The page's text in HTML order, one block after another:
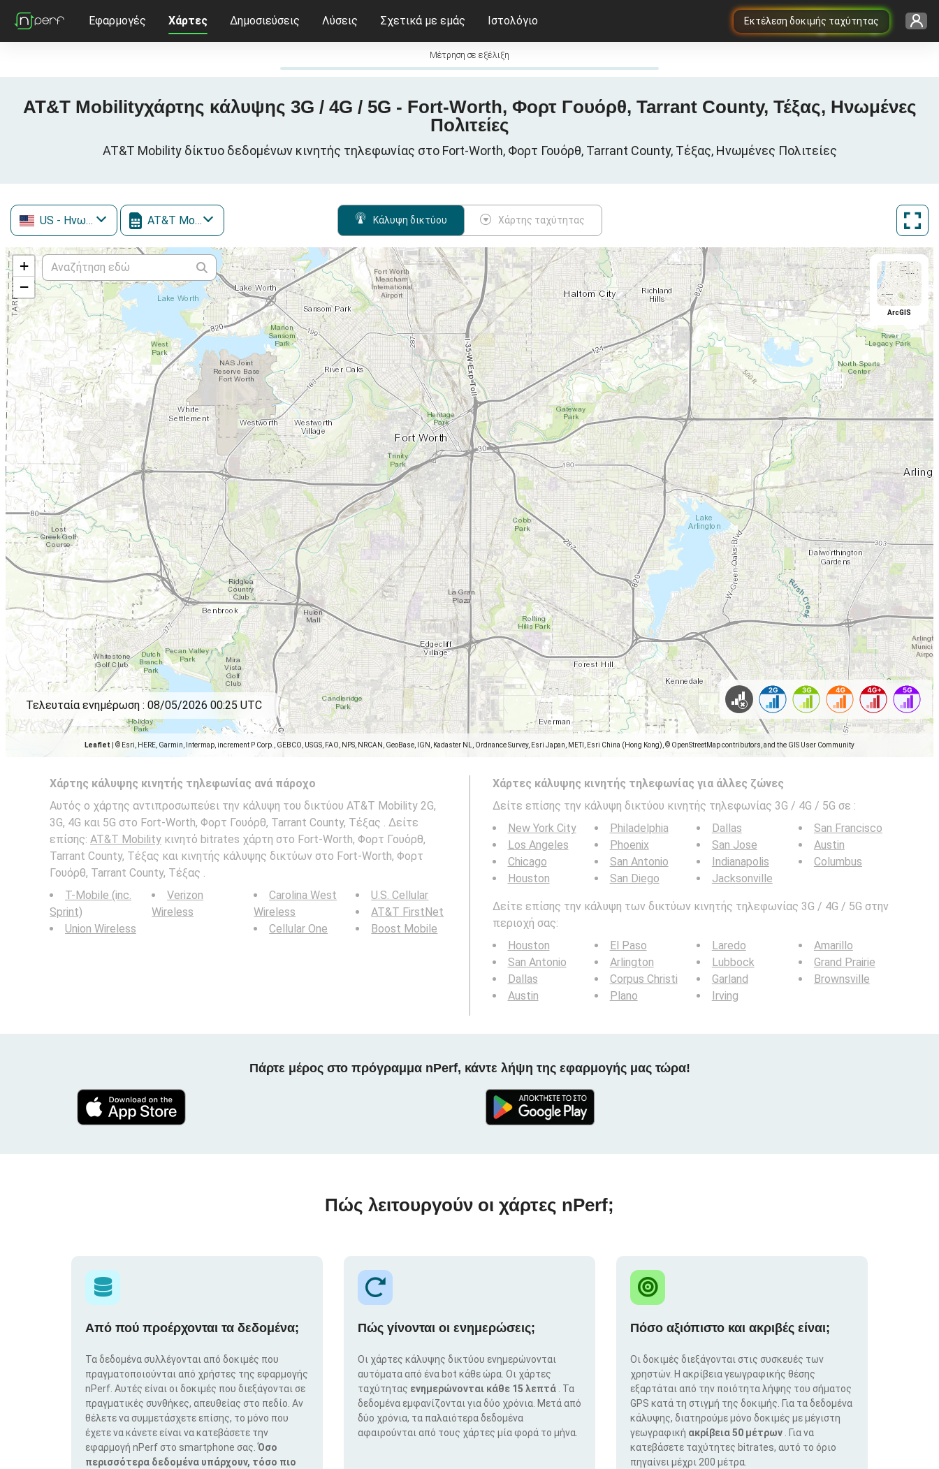
Εκτέλεση δοκιμής ταχύτητας
Εφαρμογές Χάρτες Δημοσιεύσεις Λύσεις Σχετικά με εμάς Ιστολόγιο
Μέτρηση σε εξέλιξη
AT&T Mobilityχάρτης κάλυψης 3G / 4G / 5G - Fort-Worth, Φορτ Γουόρθ, Tarrant County, Τέξας, Ηνωμένες
Πολιτείες
AT&T Mobility δίκτυο δεδομένων κινητής τηλεφωνίας στο Fort-Worth, Φορτ Γουόρθ, Tarrant County, Τέξας, Ηνωμένες Πολιτείες
US - Ηνωμένες Πολιτείες AT&T Mobility Κάλυψη δικτύου Χάρτης ταχύτητας
+
−
Leaflet © Esri, HERE, Garmin, Intermap, increment P Corp., GEBCO, USGS, FAO, NPS, NRCAN, GeoBase, IGN, Kadaster NL, Ordnance Survey, Esri Japan, METI, Esri China (Hong Kong), © OpenStreetMap contributors, and the GIS User Community
ArcGIS
Τελευταία ενημέρωση : 08/05/2026 00:25 UTC
Χάρτης κάλυψης κινητής τηλεφωνίας ανά πάροχο
Αυτός ο χάρτης αντιπροσωπεύει την κάλυψη του δικτύου AT&T Mobility 2G,
3G, 4G και 5G στο Fort-Worth, Φορτ Γουόρθ, Tarrant County, Τέξας . Δείτε
επίσης: AT&T Mobility κινητό bitrates χάρτη στο Fort-Worth, Φορτ Γουόρθ,
Tarrant County, Τέξας και κινητής κάλυψης δικτύων στο Fort-Worth, Φορτ
Γουόρθ, Tarrant County, Τέξας .
T-Mobile (inc.
Sprint)
Union Wireless
Verizon
Wireless
Carolina West
Wireless
Cellular One
U.S. Cellular
AT&T FirstNet
Boost Mobile
Χάρτες κάλυψης κινητής τηλεφωνίας για άλλες ζώνες
Δείτε επίσης την κάλυψη δικτύου κινητής τηλεφωνίας 3G / 4G / 5G σε :
New York City
Los Angeles
Chicago
Houston
Philadelphia
Phoenix
San Antonio
San Diego
Dallas
San Jose
Indianapolis
Jacksonville
San Francisco
Austin
Columbus
Δείτε επίσης την κάλυψη των δικτύων κινητής τηλεφωνίας 3G / 4G / 5G στην
περιοχή σας:
Houston
San Antonio
Dallas
Austin
El Paso
Arlington
Corpus Christi
Plano
Laredo
Lubbock
Garland
Irving
Amarillo
Grand Prairie
Brownsville
Πάρτε μέρος στο πρόγραμμα nPerf, κάντε λήψη της εφαρμογής μας τώρα!
Πώς λειτουργούν οι χάρτες nPerf;
Από πού προέρχονται τα δεδομένα;
Τα δεδομένα συλλέγονται από δοκιμές που
πραγματοποιούνται από χρήστες της εφαρμογής
nPerf. Αυτές είναι οι δοκιμές που διεξάγονται σε
πραγματικές συνθήκες, απευθείας στο πεδίο. Αν
θέλετε να συμμετάσχετε επίσης, το μόνο που
έχετε να κάνετε είναι να κατεβάσετε την
εφαρμογή nPerf στο smartphone σας.Όσο
περισσότερα δεδομένα υπάρχουν, τόσο πιο
Πώς γίνονται οι ενημερώσεις;
Οι χάρτες κάλυψης δικτύου ενημερώνονται
αυτόματα από ένα bot κάθε ώρα. Οι χάρτες
ταχύτητας ενημερώνονται κάθε 15 λεπτά
. Τα
δεδομένα εμφανίζονται για δύο χρόνια. Μετά από
δύο χρόνια, τα παλαιότερα δεδομένα
αφαιρούνται από τους χάρτες μία φορά το μήνα.
Πόσο αξιόπιστο και ακριβές είναι;
Οι δοκιμές διεξάγονται στις συσκευές των
χρηστών. Η ακρίβεια γεωγραφικής θέσης
εξαρτάται από την ποιότητα λήψης του σήματος
GPS κατά τη στιγμή της δοκιμής. Για τα δεδομένα
κάλυψης, διατηρούμε μόνο δοκιμές με μέγιστη
γεωγραφική ακρίβεια 50 μέτρων
. Για να
κατεβάσετε ταχύτητες bitrates, αυτό το όριο
πηγαίνει μέχρι 200 μέτρα.